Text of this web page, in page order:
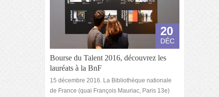
20
DÉC
Bourse du Talent 2016, découvrez les
lauréats à la BnF
15 décembre 2016. La Bibliothèque nationale
de France (quai François Mauriac, Paris 13e)